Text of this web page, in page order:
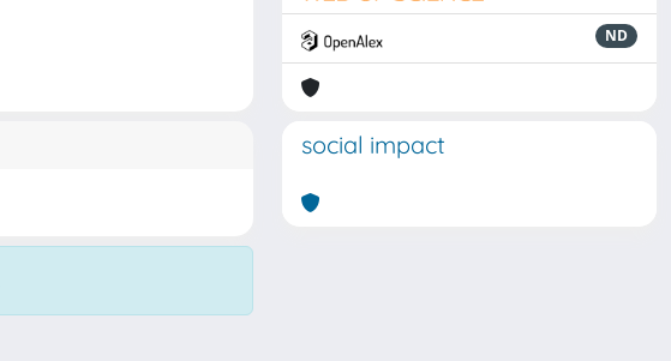
ND
social impact